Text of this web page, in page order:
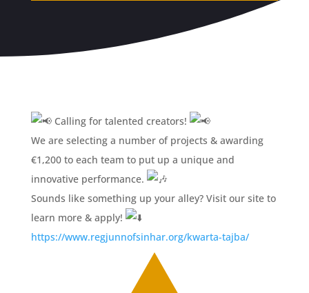
Calling for talented creators!
We are selecting a number of projects & awarding
€1,200 to each team to put up a unique and
innovative performance.
Sounds like something up your alley? Visit our site to
learn more & apply!
https://www.regjunnofsinhar.org/kwarta-tajba/